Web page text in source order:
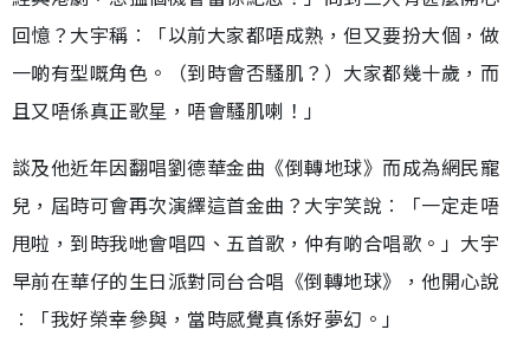
回憶？大宇稱︰「以前大家都唔成熟，但又要扮大個，做
一啲有型嘅角色。（到時會否騷肌？）大家都幾十歲，而
且又唔係真正歌星，唔會騷肌喇！」
談及他近年因翻唱劉德華金曲《倒轉地球》而成為網民寵
兒，屆時可會再次演繹這首金曲？大宇笑說︰「一定走唔
甩啦，到時我哋會唱四、五首歌，仲有啲合唱歌。」大宇
早前在華仔的生日派對同台合唱《倒轉地球》，他開心說
︰「我好榮幸參與，當時感覺真係好夢幻。」